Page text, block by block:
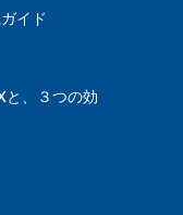
イド
、３つの効